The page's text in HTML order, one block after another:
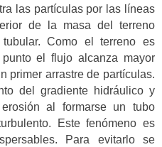
las partículas por las líneas
de la masa del terreno
Como el terreno es
el flujo alcanza mayor
primer arrastre de partículas.
del gradiente hidráulico y
al formarse un tubo
Este fenómeno es
Para evitarlo se